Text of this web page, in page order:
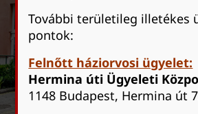
Időpontfoglalás
1300
További területileg illetékes
pontok:
Felnőtt háziorvosi ügyelet:
Hermina úti Ügyeleti
1148 Budapest, Hermina út